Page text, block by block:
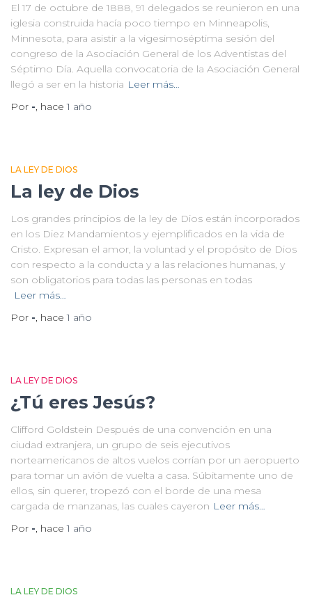
El 17 de octubre de 1888, 91 delegados se reunieron en una
iglesia construida hacía poco tiempo en Minneapolis,
Minnesota, para asistir a la vigesimoséptima sesión del
congreso de la Asociación General de los Adventistas del
Séptimo Día. Aquella convocatoria de la Asociación General
llegó a ser en la historia Leer más…
Por -, hace1 año
LA LEY DE DIOS
La ley de Dios
Los grandes principios de la ley de Dios están incorporados
en los Diez Manda­mientos y ejemplificados en la vida de
Cristo. Expresan el amor, la voluntad y el propósito de Dios
con respecto a la conducta y a las relaciones humanas, y
son obligatorios para todas las personas en todas
Leer más…
Por -, hace1 año
LA LEY DE DIOS
¿Tú eres Jesús?
Clifford Goldstein Después de una convención en una
ciudad extranjera, un grupo de seis ejecutivos
norteamericanos de altos vuelos corrían por un aeropuerto
para tomar un avión de vuelta a casa. Súbitamente uno de
ellos, sin querer, tropezó con el borde de una mesa
cargada de manzanas, las cuales cayeron Leer más…
Por -, hace1 año
LA LEY DE DIOS